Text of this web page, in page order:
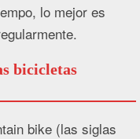
lo mejor es
bicicletas
bike (las siglas